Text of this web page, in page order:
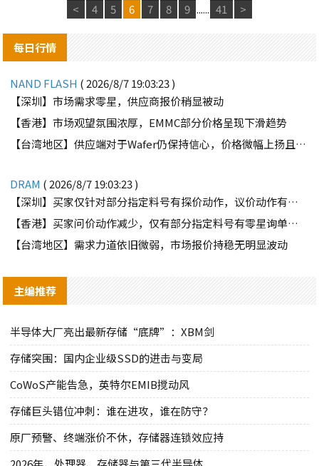
< 4 5 6 7 8 9 ...... 41 >
每日行情
NAND FLASH ( 2026/8/7 19:03:23 )
【深圳】市场需求零星，供应商报价稍显被动
【香港】市场观望氛围浓厚，EMMC部分价格呈现下滑趋势
【台湾地区】供应端对于Wafer仍保持信心，价格微幅上扬且惜售态度不变
DRAM ( 2026/8/7 19:03:23 )
【深圳】买家仅针对部分指定料号有探价动作，议价动作有所减少
【香港】买家问价动作减少，仅有部分指定料号有零星询单动作
【台湾地区】需求力道依旧微弱，市场报价持稳无明显波动
主编推荐
半导体大厂亮出最新存储“底牌”：XBM剑
存储突围：国内企业级SSD的进击与变局
CoWoS产能告急，英特尔EMIB搅动风
存储巨头错位冲刺：谁在进攻，谁在防守？
原厂预警、终端涨价不休，存储器连锁效应持